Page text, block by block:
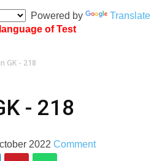
Powered by
Translate
of Test
GK - 218
- 218
2022 Comment